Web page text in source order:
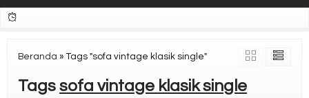
Beranda »Tags "sofa vintage klasik single"
Tags sofa vintage klasik single